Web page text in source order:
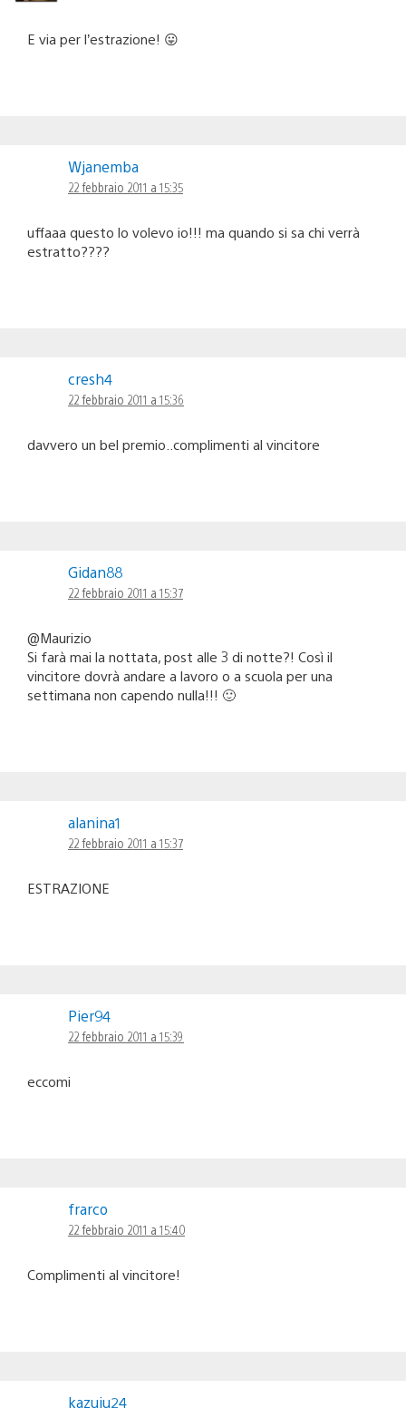
E via per l’estrazione! 😛
Wjanemba
22 febbraio 2011 a 15:35
uffaaa questo lo volevo io!!! ma quando si sa chi verrà
estratto????
cresh4
22 febbraio 2011 a 15:36
davvero un bel premio..complimenti al vincitore
Gidan88
22 febbraio 2011 a 15:37
@Maurizio
Si farà mai la nottata, post alle 3 di notte?! Così il
vincitore dovrà andare a lavoro o a scuola per una
settimana non capendo nulla!!! 🙂
alanina1
22 febbraio 2011 a 15:37
ESTRAZIONE
Pier94
22 febbraio 2011 a 15:39
eccomi
frarco
22 febbraio 2011 a 15:40
Complimenti al vincitore!
kazuju24